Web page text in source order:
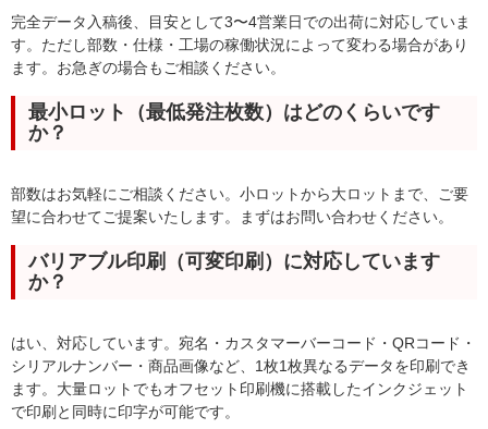
完全データ入稿後、目安として3〜4営業日での出荷に対応していま
す。ただし部数・仕様・工場の稼働状況によって変わる場合があり
ます。お急ぎの場合もご相談ください。
最小ロット（最低発注枚数）はどのくらいです
か？
部数はお気軽にご相談ください。小ロットから大ロットまで、ご要
望に合わせてご提案いたします。まずはお問い合わせください。
バリアブル印刷（可変印刷）に対応しています
か？
はい、対応しています。宛名・カスタマーバーコード・QRコード・
シリアルナンバー・商品画像など、1枚1枚異なるデータを印刷でき
ます。大量ロットでもオフセット印刷機に搭載したインクジェット
で印刷と同時に印字が可能です。